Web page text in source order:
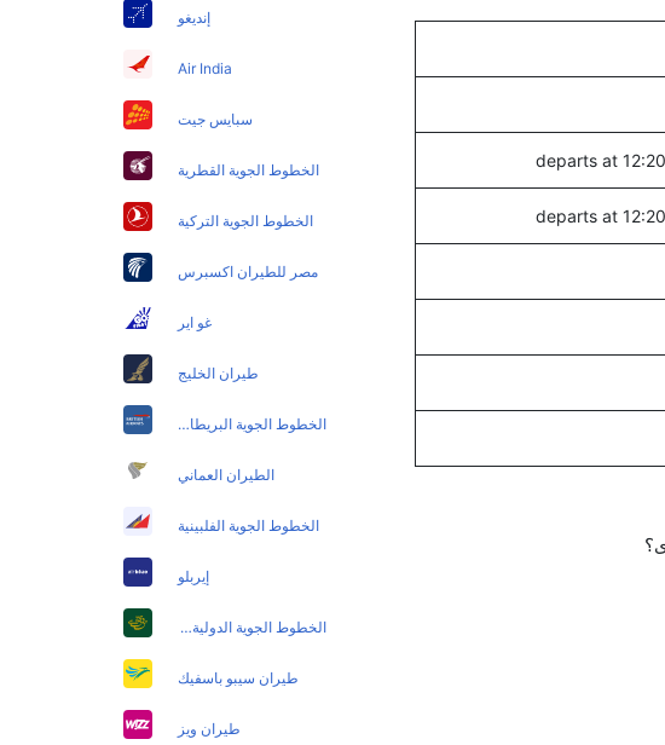
إنديغو
Air India
سبايس جيت
الخطوط الجوية القطرية
الخطوط الجوية التركية
مصر للطيران اكسبرس
غو اير
طيران الخليج
الخطوط الجوية البريطانية
الطيران العماني
الخطوط الجوية الفلبينية
إيربلو
الخطوط الجوية الدولية الباكستانية
طيران سيبو باسفيك
طيران ويز